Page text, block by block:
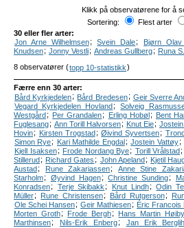
Klikk på observatørene for å
Sortering:
Flest arter
30 eller fler arter:
Jon Arne Wilhelmsen; Svein Dale; Bjørn
Knudsen; Jonny Vestli; Andreas Gullberg; Runa
8 observatører (topp 10-statistikk)
Færre enn 30 arter:
Bård Kyrkjedelen; Bård Bredesen; Geir Sverre
Vegard Kyrkjedelen Hovland; Solveig
Westgård; Per Grandalen; Erling Hobøl; Bent
Fuglesang; Ann Torill Halvorsen; Knut Eie;
Hovin; Kirsten Trogstad ; Øivind Syvertsen;
Simon Rye; Kari Mathilde Engdal; Jostein Vattøy;
Kjell Isaksen ; Frode Nordang Bye; Torill Vrålstad;
Stillerud; Richard Gates ; John Apeland; Kjetil
Austad; Rune Zakariassen; Anne Stine
Starholm; Øyvind Hagen ; Christine Sunding;
Konradsen; Terje Skibakk ; Knut Lindh; Odin
Müller; Rune Christensen; Bård Rutgerson ;
Ole Schei Hansen; Geir Mathiesen; Éric Francois
Morten Groth; Frode Bergh; Hans Martin Høiby
Marthinsen; Nils-Erik Enberg; Jan Erik